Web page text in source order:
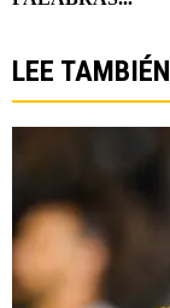
LEE TAMBIÉN